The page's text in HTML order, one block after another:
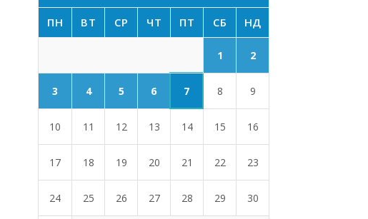
ПН ВТ СР ЧТ ПТ СБ НД
1 2
3 4 5 6 7 8 9
10 11 12 13 14 15 16
17 18 19 20 21 22 23
24 25 26 27 28 29 30